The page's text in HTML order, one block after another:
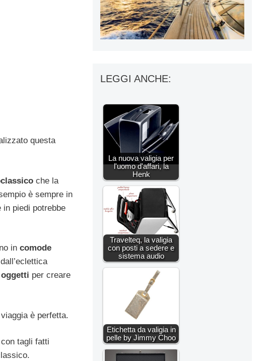
questa
che la
è sempre in
piedi potrebbe
in comode
per creare
è perfetta.
tagli fatti
LEGGI ANCHE:
La nuova valigia per
l'uomo d'affari, la
Henk
Travelteq, la valigia
con posti a sedere e
sistema audio
Etichetta da valigia in
pelle by Jimmy Choo